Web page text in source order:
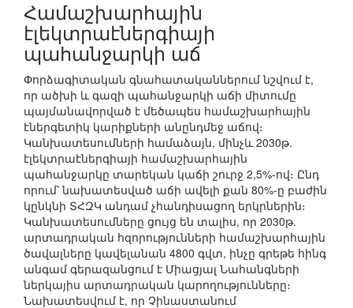
Համաշխարհային
էլեկտրաէներգիայի
պահանջարկի աճ
Փորձագիտական գնահատականներում նշվում է,
որ ածխի և գազի պահանջարկի աճի միտումը
պայմանավորված է մեծապես համաշխարհային
էներգետիկ կարիքների անընդմեջ աճով։
Կանխատեսումների համաձայն, մինչև 2030թ.
էլեկտրաէներգիայի համաշխարհային
պահանջարկը տարեկան կաճի շուրջ 2,5%-ով։ Ընդ
որում՝ նախատեսված աճի ավելի քան 80%-ը բաժին
կընկնի ՏՀԶԿ անդամ չհանդիսացող երկրներին։
Կանխատեսումները ցույց են տալիս, որ 2030թ.
արտադրական հզորությունների համաշխարհային
ծավալները կավելանան 4800 գվտ, ինչը գրեթե հինգ
անգամ գերազանցում է Միացյալ Նահանգների
ներկայիս արտադրական կարողությունները։
Նախատեսվում է, որ Չինաստանում